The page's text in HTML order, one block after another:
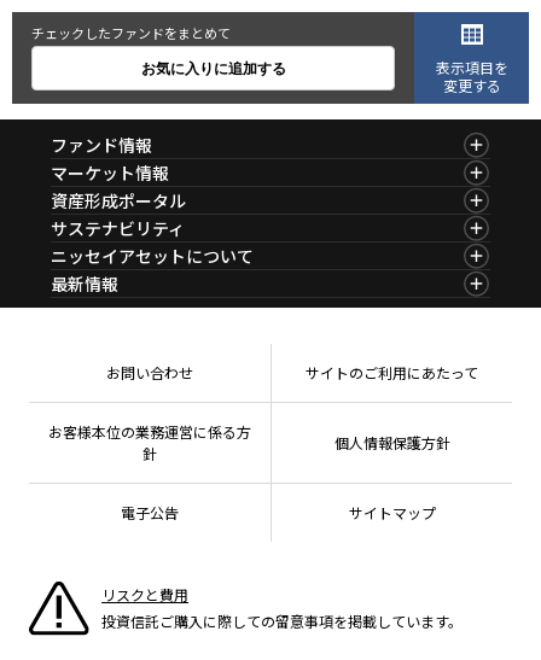
チェックしたファンドをまとめて
表示項目を
変更する
ファンド情報
ファンド情報TOP
基準価額一覧
ファンド検索
ファンド比較
決算カレンダー
海外休日カレンダー
投資信託新商品のご案内
ちょこっと3分！ファンドシアター
有価証券届出書の効力の発生の有無について
こだわりのインデックスファンド 購入・換金手数料
なしシリーズ
確定拠出年金について
マーケット情報
マーケット情報TOP
マーケット指数
マーケットレポート
コラム
ファンドレポート
資産形成ポータル
資産形成ポータルTOP
資産形成サービス
Nダイレクト
資産形成サポート
NAMシティ
お問い合わせ
よくあるご質問
サステナビリティ
サステナビリティTOP
サステナビリティ経営
サステナブル投資
ニッセイアセットについて
ニッセイアセットについてTOP
会社情報
方針・その他開示情報
公式キャラクターのご紹介
最新情報
マーケットニュース
メディアお問い合わせ サイトのご利用にあたって
お客様本位の業務運営に係る方
針
個人情報保護方針
電子公告 サイトマップ
リスクと費用
投資信託ご購入に際しての留意事項を掲載しています。